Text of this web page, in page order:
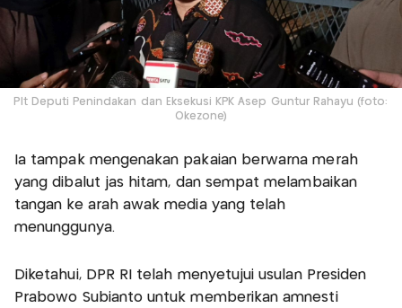
Plt Deputi Penindakan dan Eksekusi KPK Asep Guntur Rahayu (foto:
Okezone)
Ia tampak mengenakan pakaian berwarna merah
yang dibalut jas hitam, dan sempat melambaikan
tangan ke arah awak media yang telah
menunggunya.
Diketahui, DPR RI telah menyetujui usulan Presiden
Prabowo Subianto untuk memberikan amnesti